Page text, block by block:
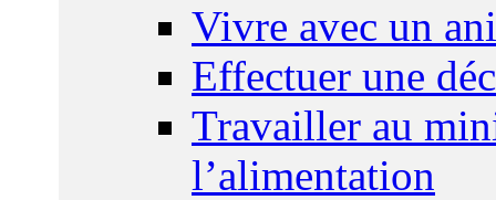
Vivre avec un
Effectuer une
Travailler au
l’alimentation